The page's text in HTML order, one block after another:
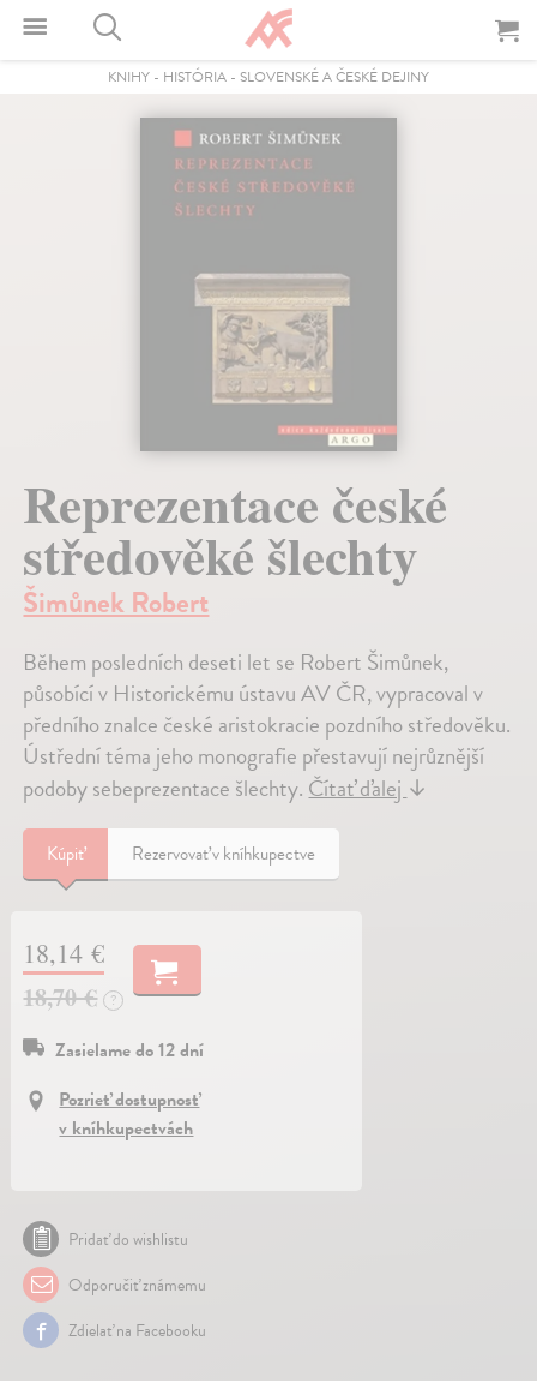
KNIHY - HISTÓRIA - SLOVENSKÉ A ČESKÉ DEJINY
Reprezentace české
středověké šlechty
Šimůnek Robert
Během posledních deseti let se Robert Šimůnek,
působící v Historickému ústavu AV ČR, vypracoval v
předního znalce české aristokracie pozdního středověku.
Ústřední téma jeho monografie přestavují nejrůznější
podoby sebeprezentace šlechty. Čítať ďalej ↓
Kúpiť Rezervovať v kníhkupectve
18,14 €
18,70 €
?
Zasielame do 12 dní
Pozrieť dostupnosť
v kníhkupectvách
Pridať do wishlistu
Odporučiť známemu
Zdielať na Facebooku